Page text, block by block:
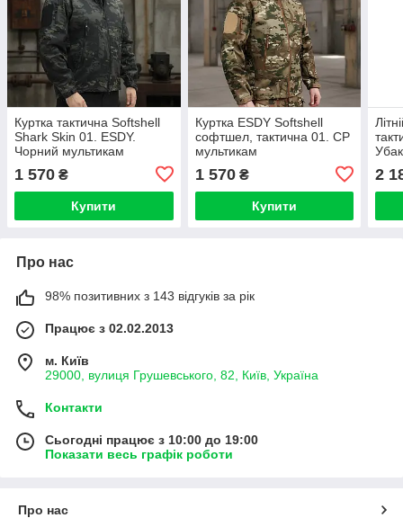
Куртка тактична Softshell
Shark Skin 01. ESDY.
Чорний мультикам
1 570 ₴
Купити
Куртка ESDY Softshell
софтшел, тактична 01. CP
мультикам
1 570₴
Купити
2
Про нас
98% позитивних з 143 відгуків за рік
Працює з 02.02.2013
м. Київ
29000, вулиця Грушевського, 82, Київ, Україна
Контакти
Сьогодні працює з 10:00 до 19:00
Показати весь графік роботи
Про нас